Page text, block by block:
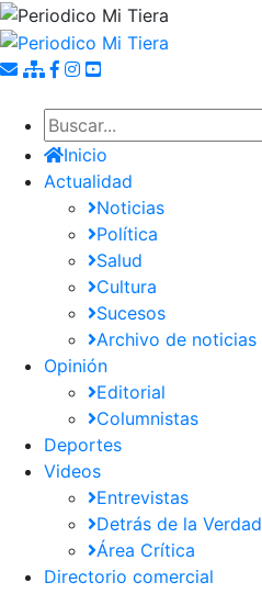
Pasar
al
contenido
Inicio
Actualidad
Noticias
Política
Salud
Cultura
Sucesos
Archivo de noticias
Opinión
Editorial
Columnistas
Deportes
Videos
Entrevistas
Detrás de la Verdad
Área Crítica
Directorio comercial